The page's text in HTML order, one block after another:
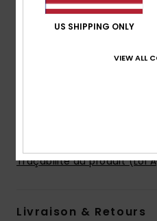
serrage
Traçabilité du produit (Loi
Livraison & Retours
US SHIPPING ONLY
VIEW ALL